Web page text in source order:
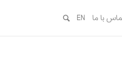
با ما EN